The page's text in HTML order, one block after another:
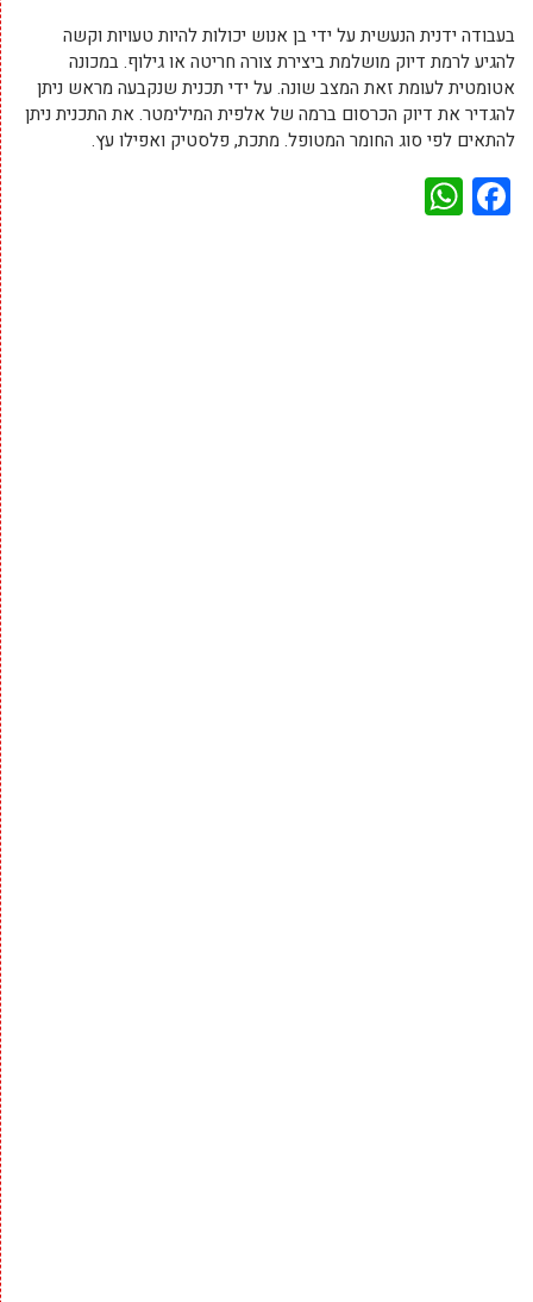
בעבודה ידנית הנעשית על ידי בן אנוש יכולות להיות טעויות וקשה
להגיע לרמת דיוק מושלמת ביצירת צורה חריטה או גילוף. במכונה
אטומטית לעומת זאת המצב שונה. על ידי תכנית שנקבעה מראש ניתן
להגדיר את דיוק הכרסום ברמה של אלפית המילימטר. את התכנית ניתן
להתאים לפי סוג החומר המטופל. מתכת, פלסטיק ואפילו עץ.
Facebook